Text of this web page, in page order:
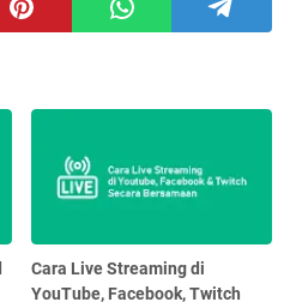
Cara Live Streaming di
YouTube, Facebook, Twitch